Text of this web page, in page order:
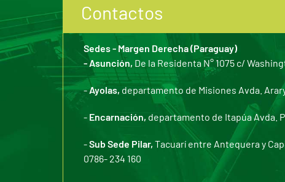
Contactos
Sedes - Margen Derecha (Paraguay)
- Asunción, De la Residenta N° 1075 c/
-Ayolas, departamento de Misiones Avda.
- Encarnación, departamento de Itapúa Avda.
-Sub Sede Pilar, Tacuarí entre Antequera y
0786- 234 160